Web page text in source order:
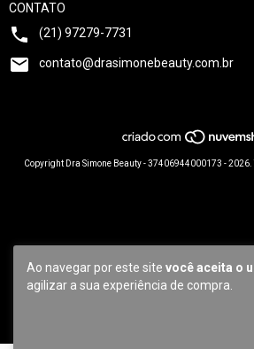
Ao navegar por este site você aceita o
agilizar a sua experiência de compra.
CONTATO
(21) 97279-7731
contato@drasimonebeauty.com.br
Copyright Dra Simone Beauty - 37406944000173 -